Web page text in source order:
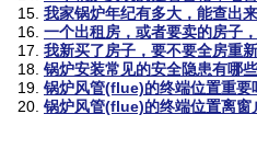
我家锅炉年纪有多大，能查出
一个出租房，或者要卖的房子
我新买了房子，要不要全房重
锅炉安装常见的安全隐患有哪
锅炉风管(flue)的终端位置重要
锅炉风管(flue)的终端位置离窗